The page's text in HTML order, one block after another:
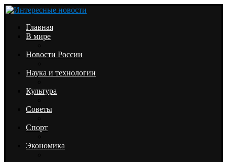
Главная
В мире
Новости России
Наука и технологии
Культура
Советы
Спорт
Экономика